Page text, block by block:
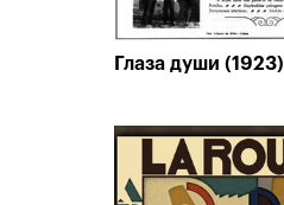
Глаза души (1923)